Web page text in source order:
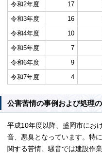
令和2年度 17
令和3年度
16
令和4年度
10
令和5年度
7
令和6年度
9
令和7年度
4
公害苦情の事例および処理
平成10年度以降、盛岡市にお
音、悪臭となっています。特
関する苦情、騒音では建設作